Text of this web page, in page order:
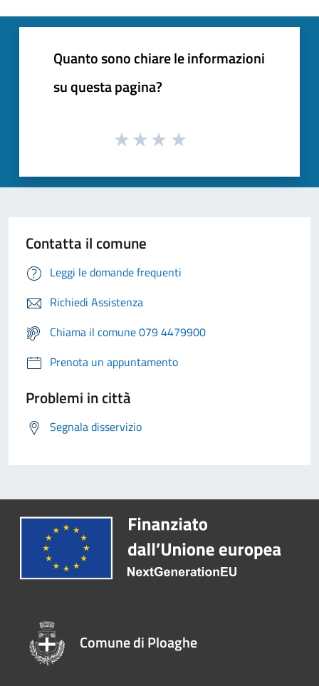
Quanto sono chiare le informazioni
su questa pagina?
Contatta il comune
Leggi le domande frequenti
Richiedi Assistenza
Chiama il comune 079 4479900
Prenota un appuntamento
Problemi in città
Segnala disservizio
Comune di Ploaghe